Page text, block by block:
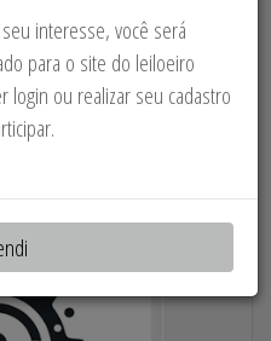
Sucata
CARNEVALLI,
interesse, você será
para o site do leiloeiro
login ou realizar seu cadastro